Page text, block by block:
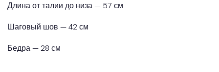
Длина от талии до низа — 57 см
Шаговый шов — 42 см
Бедра — 28 см